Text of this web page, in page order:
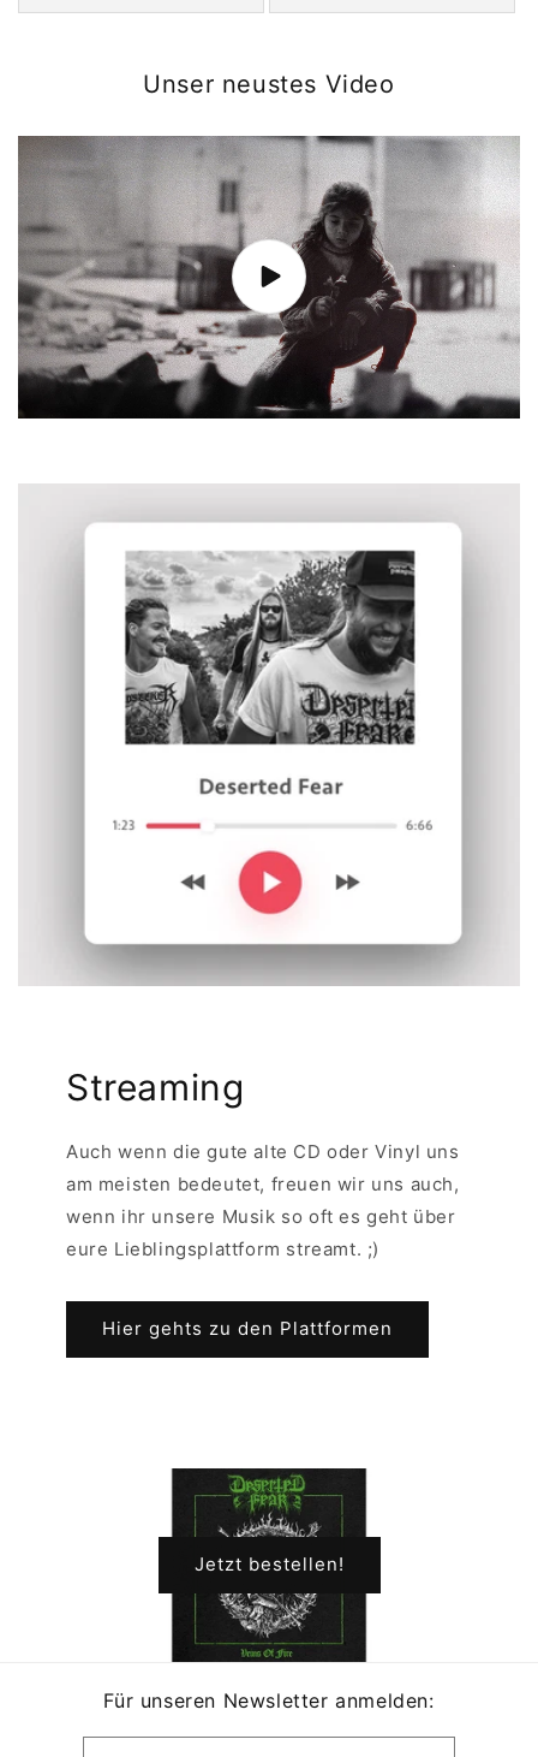
Unser neustes Video
Streaming
Auch wenn die gute alte CD oder Vinyl uns
am meisten bedeutet, freuen wir uns auch,
wenn ihr unsere Musik so oft es geht über
eure Lieblingsplattform streamt. ;)
Hier gehts zu den Plattformen
Jetzt bestellen!
Für unseren Newsletter anmelden: